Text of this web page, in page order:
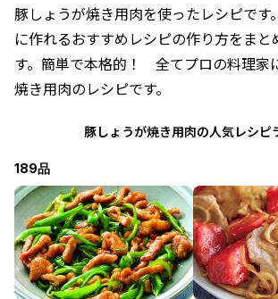
豚しょうが焼き用肉を使ったレシピです
に作れるおすすめレシピの作り方をまと
す。簡単で本格的！ 全てプロの料理家
焼き用肉のレシピです。
豚しょうが焼き用肉の人気レシピ
189品